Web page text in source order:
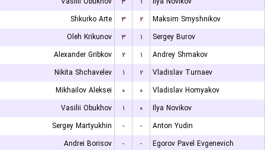
Shkurko Arte
۳ ۲
Maksim Smyshnikov
Oleh Krikunov
۳ ۱
Sergey Burov
Alexander Gribkov
۲ ۱
Andrey Shmakov
Nikita Shchavelev
۱ ۲
Vladislav Turnaev
Mikhailov Aleksei
۰ ۰
Vladislav Homyakov
Vasilii Obukhov
۱ ۰
Ilya Novikov
Sergey Martyukhin
- -
Anton Yudin
Andrei Borisov
- - Egorov Pavel Evgenevich